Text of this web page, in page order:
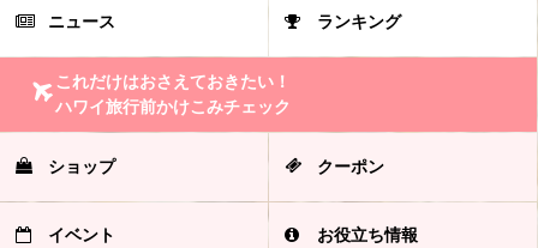
ニュース ランキング
これだけはおさえておきたい！
ハワイ旅行前かけこみチェック
ショップ クーポン
イベント お役立ち情報